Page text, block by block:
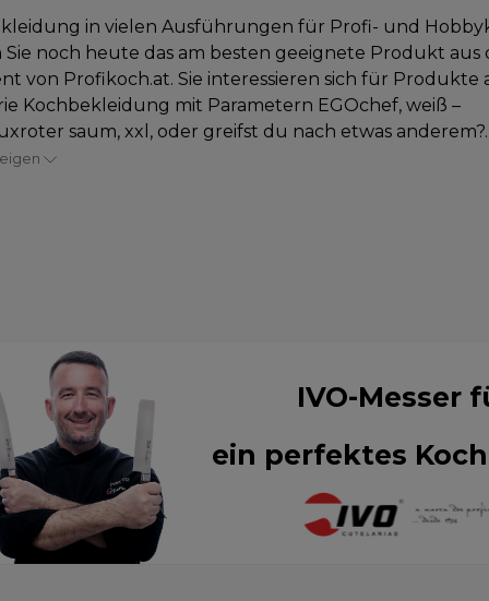
in vielen Ausführungen für Profi- und
Sie noch heute das am besten geeignete Produkt aus
von Profikoch.at. Sie interessieren sich für Produkte
Kochbekleidung mit Parametern EGOchef, weiß –
saum, xxl, oder greifst du nach etwas
IVO-Messer
ein perfektes